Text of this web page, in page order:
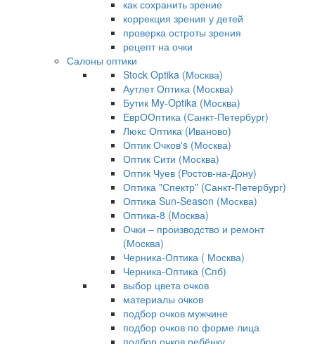
как сохранить зрение
коррекция зрения у детей
проверка остроты зрения
рецепт на очки
Салоны оптики
Stock Optika (Москва)
Аутлет Оптика (Москва)
Бутик My-Optika (Москва)
ЕврООптика (Санкт-Петербург)
Люкс Оптика (Иваново)
Оптик Очков's (Москва)
Оптик Сити (Москва)
Оптик Чуев (Ростов-на-Дону)
Оптика "Спектр" (Санкт-Петербург)
Оптика Sun-Season (Москва)
Оптика-8 (Москва)
Очки – производство и ремонт
(Москва)
Черника-Оптика ( Москва)
Черника-Оптика (Спб)
выбор цвета очков
материалы очков
подбор очков мужчине
подбор очков по форме лица